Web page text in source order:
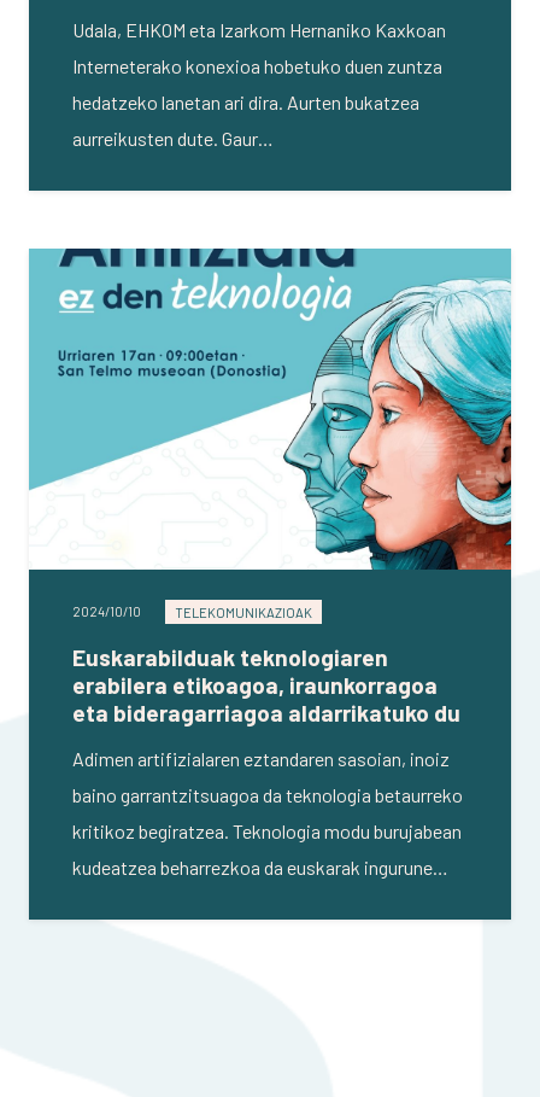
Udala, EHKOM eta Izarkom Hernaniko Kaxkoan
Interneterako konexioa hobetuko duen zuntza
hedatzeko lanetan ari dira. Aurten bukatzea
aurreikusten dute. Gaur…
2024/10/10 TELEKOMUNIKAZIOAK
Euskarabilduak teknologiaren
erabilera etikoagoa, iraunkorragoa
eta bideragarriagoa aldarrikatuko du
Adimen artifizialaren eztandaren sasoian, inoiz
baino garrantzitsuagoa da teknologia betaurreko
kritikoz begiratzea. Teknologia modu burujabean
kudeatzea beharrezkoa da euskarak ingurune…